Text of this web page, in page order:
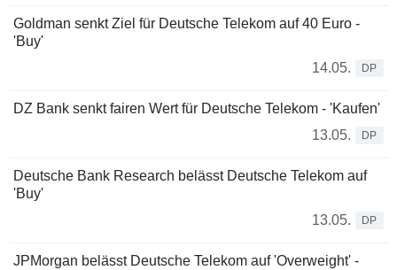
Goldman senkt Ziel für Deutsche Telekom auf 40 Euro -
'Buy'
14.05.
DP
DZ Bank senkt fairen Wert für Deutsche Telekom - 'Kaufen'
13.05.
DP
Deutsche Bank Research belässt Deutsche Telekom auf
'Buy'
13.05.
DP
JPMorgan belässt Deutsche Telekom auf 'Overweight' -